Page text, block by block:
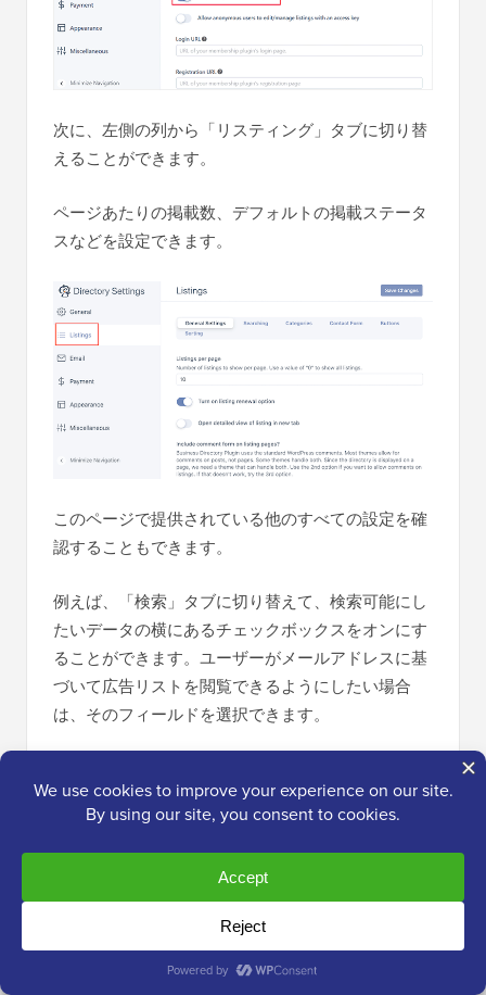
次に、左側の列から「リスティング」タブに切り替
えることができます。
ページあたりの掲載数、デフォルトの掲載ステータ
スなどを設定できます。
このページで提供されている他のすべての設定を確
認することもできます。
例えば、「検索」タブに切り替えて、検索可能にし
たいデータの横にあるチェックボックスをオンにす
ることができます。ユーザーがメールアドレスに基
づいて広告リストを閲覧できるようにしたい場合
は、そのフィールドを選択できます。
善したい場合は、SearchWPの使用をお勧めしま
す。詳細については、 WordPressの検索を改善する
方法に関するチュートリアルをご覧ください。
その後、「変更を保存」ボタンをクリックして設定